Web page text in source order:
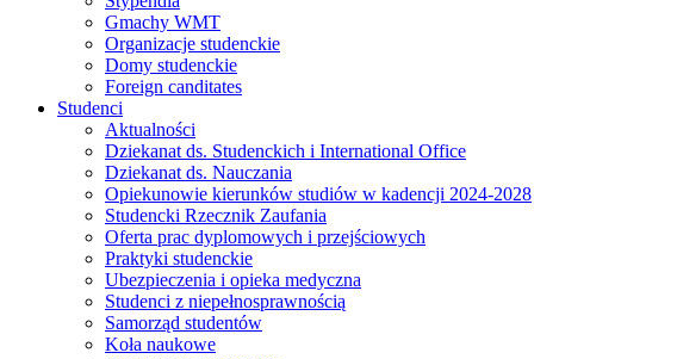
Gmachy WMT
Organizacje studenckie
Domy studenckie
Foreign canditates
Studenci
Aktualności
Dziekanat ds. Studenckich i International Office
Dziekanat ds. Nauczania
Opiekunowie kierunków studiów w kadencji 2024-2028
Studencki Rzecznik Zaufania
Oferta prac dyplomowych i przejściowych
Praktyki studenckie
Ubezpieczenia i opieka medyczna
Studenci z niepełnosprawnością
Samorząd studentów
Koła naukowe